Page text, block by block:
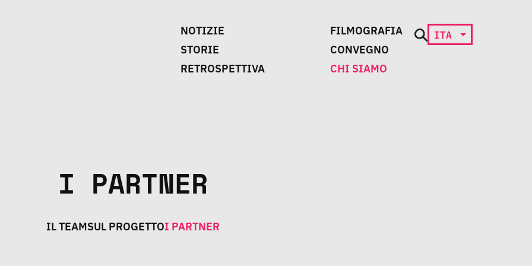
NOTIZIE
FILMOGRAFIA
STORIE
CONVEGNO
RETROSPETTIVA
CHI SIAMO
ITA
I PARTNER
IL TEAMSUL PROGETTOI PARTNER